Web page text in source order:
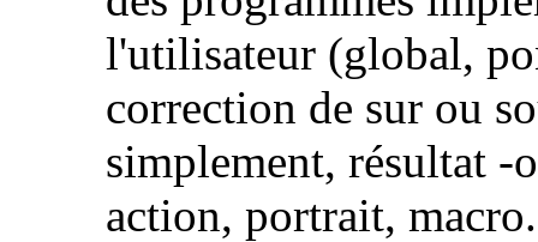
l'utilisateur (global,
correction de sur ou
simplement, résultat -
action, portrait,